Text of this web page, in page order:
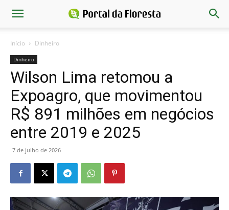
Início Dinheiro
Dinheiro
Wilson Lima retomou a
Expoagro, que movimentou
R$ 891 milhões em negócios
entre 2019 e 2025
7 de julho de 2026